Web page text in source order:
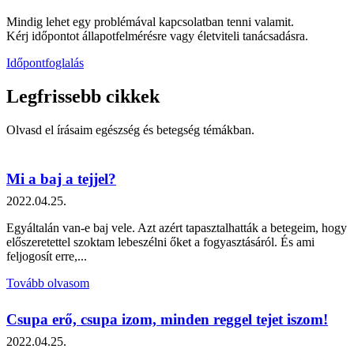
Mindig lehet egy problémával kapcsolatban tenni valamit.
Kérj időpontot állapotfelmérésre vagy életviteli tanácsadásra.
Időpontfoglalás
Legfrissebb cikkek
Olvasd el írásaim egészség és betegség témákban.
Mi a baj a tejjel?
2022.04.25.
Egyáltalán van-e baj vele. Azt azért tapasztalhatták a betegeim, hogy
előszeretettel szoktam lebeszélni őket a fogyasztásáról. És ami
feljogosít erre,...
Tovább olvasom
Csupa erő, csupa izom, minden reggel tejet iszom!
2022.04.25.